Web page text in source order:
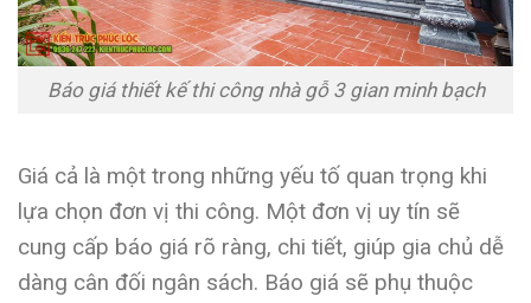
Báo giá thiết kế thi công nhà gỗ 3 gian minh bạch
Giá cả là một trong những yếu tố quan trọng khi
lựa chọn đơn vị thi công. Một đơn vị uy tín sẽ
cung cấp báo giá rõ ràng, chi tiết, giúp gia chủ dễ
dàng cân đối ngân sách. Báo giá sẽ phụ thuộc